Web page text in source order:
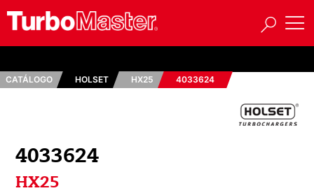
CATÁLOGO HOLSET HX25 4033624
4033624
HX25